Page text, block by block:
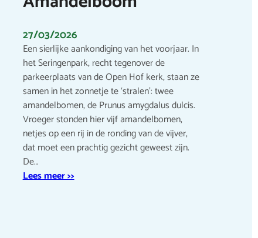
27/03/2026
Een sierlijke aankondiging van het voorjaar. In
het Seringenpark, recht tegenover de
parkeerplaats van de Open Hof kerk, staan ze
samen in het zonnetje te ‘stralen’: twee
amandelbomen, de Prunus amygdalus dulcis.
Vroeger stonden hier vijf amandelbomen,
netjes op een rij in de ronding van de vijver,
dat moet een prachtig gezicht geweest zijn.
De…
Lees meer >>